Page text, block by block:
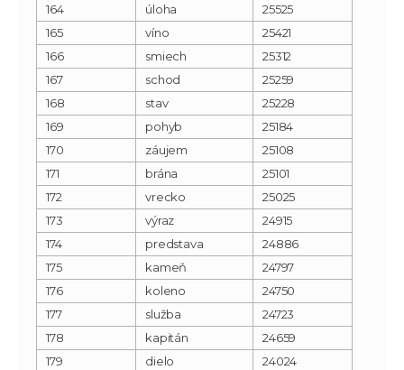
164
úloha
25525
165
víno
25421
166
smiech
25312
167
schod
25259
168
stav
25228
169
pohyb
25184
170
záujem
25108
171
brána
25101
172
vrecko
25025
173
výraz
24915
174
predstava
24886
175
kameň
24797
176
koleno
24750
177
služba
24723
178
kapitán
24659
179
dielo
24024